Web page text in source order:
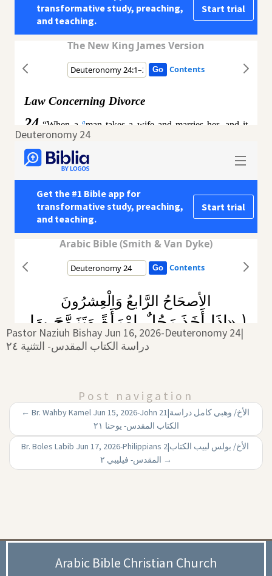
Deuteronomy 24
Pastor Naziuh Bishay Jun 16, 2026-Deuteronomy 24|‏
دراسة الكتاب المقدس- التثنية ۲٤
Post navigation
← Br. Wahby Kamel Jun 15, 2026-John 21|‏ الأخ/ وهبي كامل دراسة
الكتاب المقدس- يوحنا ۲۱
Br. Boles Labib Jun 17, 2026-Philippians 2|‏ الأخ/ بولس لبيب الكتاب
→
Arabic Bible Christian Church